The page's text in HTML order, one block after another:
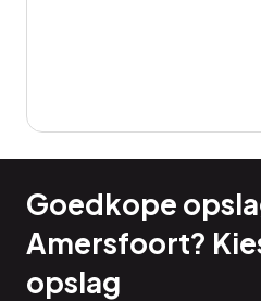
Goedkope
Amersfoort?
opslag